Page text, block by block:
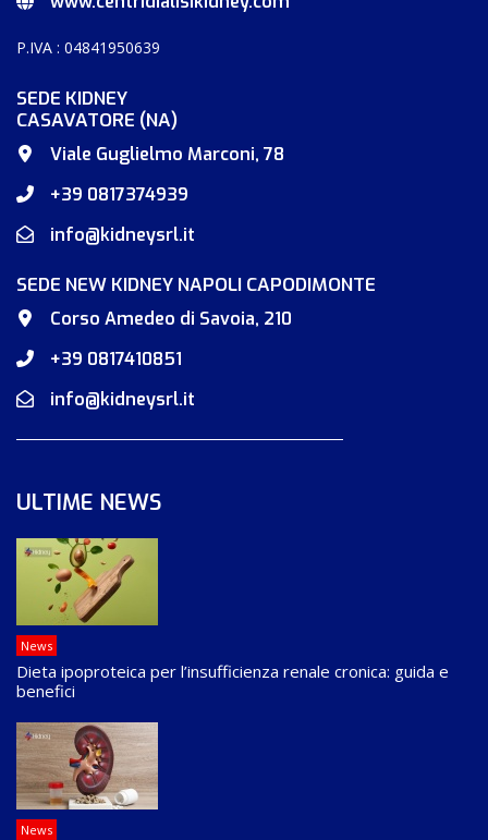
P.IVA : 04841950639
SEDE KIDNEY
CASAVATORE (NA)
Viale Guglielmo Marconi, 78
+39 0817374939
info@kidneysrl.it
SEDE NEW KIDNEY NAPOLI CAPODIMONTE
Corso Amedeo di Savoia, 210
+39 0817410851
info@kidneysrl.it
ULTIME NEWS
News
Dieta ipoproteica per l’insufficienza renale cronica: guida e
benefici
News